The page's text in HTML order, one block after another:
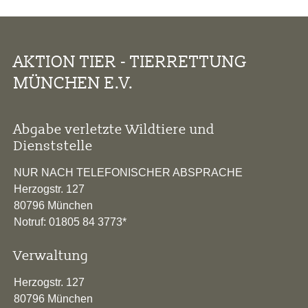
AKTION TIER - TIERRETTUNG
MÜNCHEN E.V.
Abgabe verletzte Wildtiere und
Dienststelle
NUR NACH TELEFONISCHER ABSPRACHE
Herzogstr. 127
80796 München
Notruf: 01805 84 3773*
Verwaltung
Herzogstr. 127
80796 München